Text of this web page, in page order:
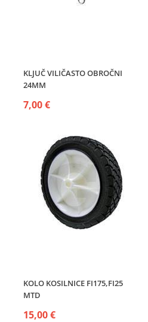
KLJUČ VILIČASTO OBROČNI
24MM
7,00 €
KOLO KOSILNICE FI175,FI25
MTD
15,00 €